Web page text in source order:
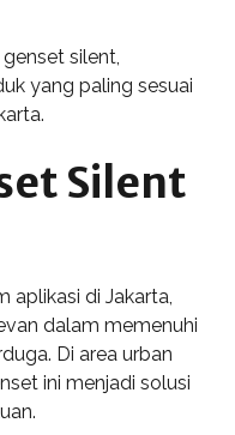
silent,
yang paling sesuai
Silent
aplikasi di Jakarta,
dalam memenuhi
Di area urban
ini menjadi solusi